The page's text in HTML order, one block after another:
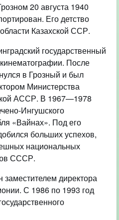
20 августа 1940
Его детство
Казахской ССР.
государственный
После
в Грозный и был
Министерства
АССР. В 1967—1978
Ингушского
«Вайнах». Под его
больших успехов,
национальных
СССР.
директора
С 1986 по 1993 год